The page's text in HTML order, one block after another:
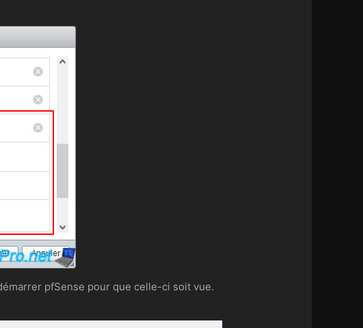
pfSense pour que celle-ci soit vue.